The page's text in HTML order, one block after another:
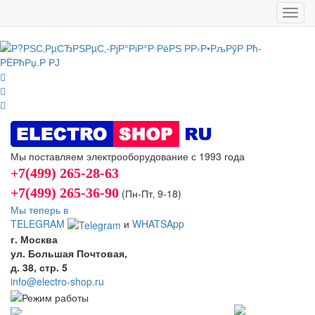
Мы поставляем электрооборудование с 1993 года
+7(499) 265-28-63
+7(499) 265-36-90 (Пн-Пт‚ 9-18)
Мы теперь в
TELEGRAM
и WHATSApp
г. Москва
ул. Большая Почтовая,
д. 38, стр. 5
info@electro-shop.ru